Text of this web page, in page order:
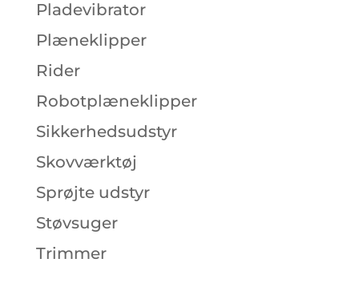
Pladevibrator
Plæneklipper
Rider
Robotplæneklipper
Sikkerhedsudstyr
Skovværktøj
Sprøjte udstyr
Støvsuger
Trimmer